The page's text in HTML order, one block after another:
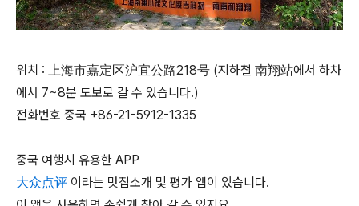
위치 : 上海市嘉定区沪宜公路218号 (지하철 南翔站에서 하차
에서 7~8분 도보로 갈 수 있습니다.)
전화번호 중국 +86-21-5912-1335
중국 여행시 유용한 APP
大众点评 이라는 맛집소개 및 평가 앱이 있습니다.